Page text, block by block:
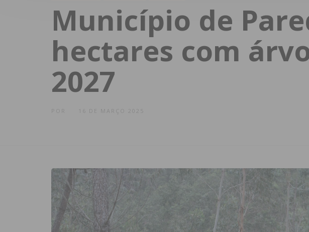
Município de
hectares com
2027
16 DE MARÇO 2025